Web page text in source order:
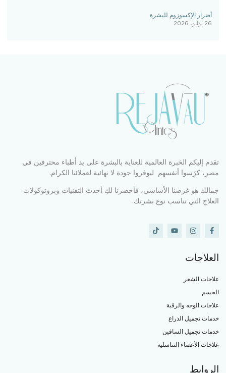
أضرار الإكسوزوم للبشرة
26 يوليو، 2026
تقدم إليكم الخبرة العالمية للعناية بالبشرة على يد أطباء محترفين في
مصر، كرّسوا أنفسهم ليوفروا جودة لا نهائية لعملائنا الكرام.
جمالك هو غرضنا الأساسي، فأحضرنا لكِ أحدث التقنيات وبروتوكولات
العلاج التي تناسب نوع بشرتك.
العلاجات
علاجات الشعر
الجسم
علاجات الوجه والرقبة
خدمات تجميل الذراع
خدمات تجميل الساقين
علاجات الأعضاء التناسلية
الروابط